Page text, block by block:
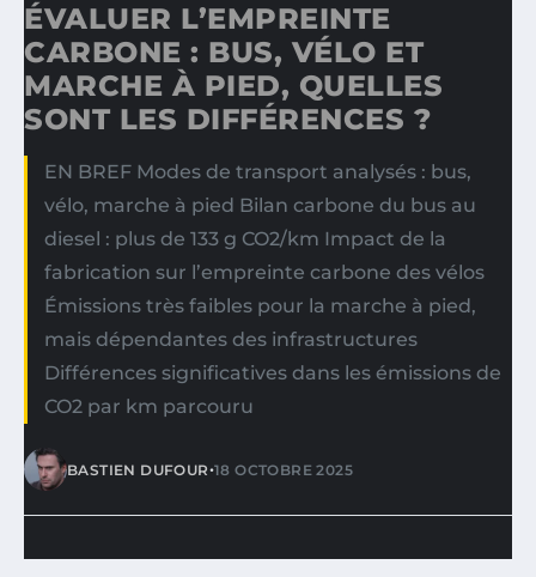
ÉVALUER L’EMPREINTE
CARBONE : BUS, VÉLO ET
MARCHE À PIED, QUELLES
SONT LES DIFFÉRENCES ?
EN BREF Modes de transport analysés : bus,
vélo, marche à pied Bilan carbone du bus au
diesel : plus de 133 g CO2/km Impact de la
fabrication sur l’empreinte carbone des vélos
Émissions très faibles pour la marche à pied,
mais dépendantes des infrastructures
Différences significatives dans les émissions de
CO2 par km parcouru
BASTIEN DUFOUR•18 OCTOBRE 2025